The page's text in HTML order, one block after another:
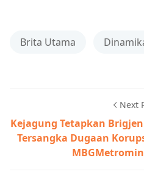
Brita Utama
Next
Kejagung Tetapkan
Tersangka Dugaan